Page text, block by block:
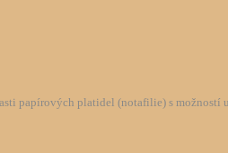
papírových platidel (notafilie) s možností